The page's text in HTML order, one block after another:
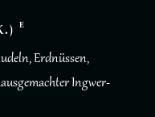
E
Erdnüssen,
Ingwer-